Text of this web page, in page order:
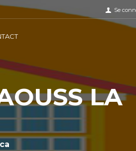
Se
LA